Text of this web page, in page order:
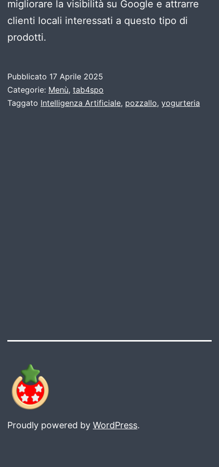
migliorare la visibilità su Google e attrarre
clienti locali interessati a questo tipo di
prodotti.
Pubblicato 17 Aprile 2025
Categorie: Menù, tab4spo
Taggato Intelligenza Artificiale, pozzallo, yogurteria
Proudly powered by WordPress.